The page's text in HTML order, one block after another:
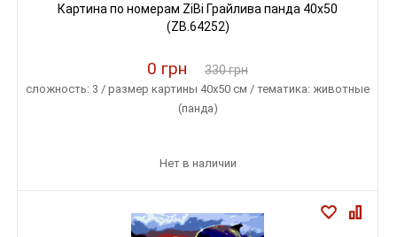
Картина по номерам ZiBi Грайлива панда 40x50
(ZB.64252)
0 грн 330 грн
сложность: 3 / размер картины 40х50 см / тематика: животные
(панда)
Нет в наличии